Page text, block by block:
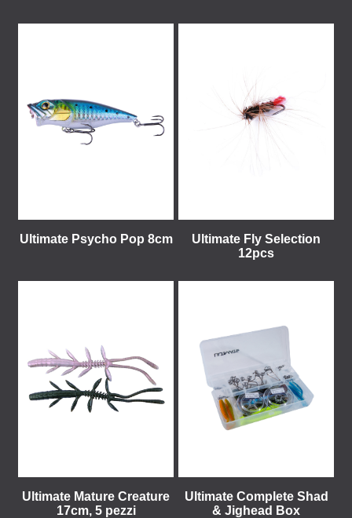
Ultimate Psycho Pop 8cm
Ultimate Fly Selection
12pcs
Ultimate Mature Creature
17cm, 5 pezzi
Ultimate Complete Shad
& Jighead Box